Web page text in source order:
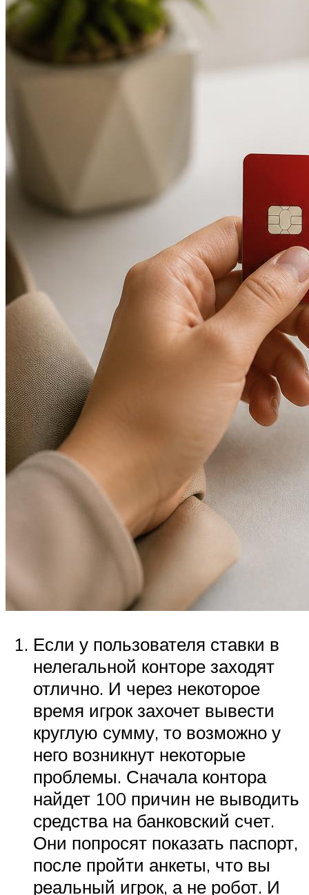
Если у пользователя ставки в
нелегальной конторе заходят
отлично. И через некоторое
время игрок захочет вывести
круглую сумму, то возможно у
него возникнут некоторые
проблемы. Сначала контора
найдет 100 причин не выводить
средства на банковский счет.
Они попросят показать паспорт,
после пройти анкеты, что вы
реальный игрок, а не робот. И